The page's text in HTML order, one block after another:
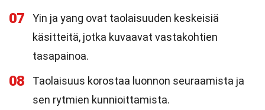
07
Yin ja yang ovat taolaisuuden keskeisiä
käsitteitä, jotka kuvaavat vastakohtien
tasapainoa.
08
Taolaisuus korostaa luonnon seuraamista ja
sen rytmien kunnioittamista.